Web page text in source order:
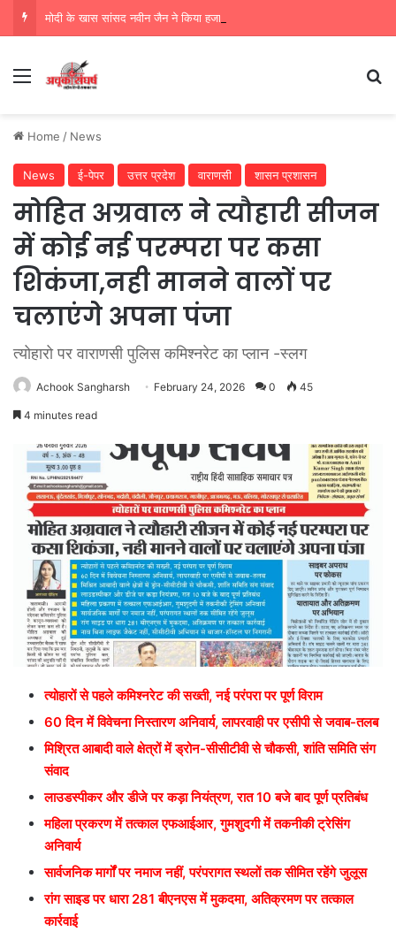
Menu
Home / News
News ई-पेपर उत्तर प्रदेश वाराणसी शासन प्रशासन
मोहित अग्रवाल ने त्यौहारी सीजन
में कोई नई परम्परा पर कसा
शिकंजा,नही मानने वालों पर
चलाएंगे अपना पंजा
त्योहारो पर वाराणसी पुलिस कमिश्नरेट का प्लान -स्लग
Achook Sangharsh February 24, 2026 0 45
4 minutes read
त्योहारों से पहले कमिश्नरेट की सख्ती, नई परंपरा पर पूर्ण विराम
60 दिन में विवेचना निस्तारण अनिवार्य, लापरवाही पर एसीपी से जवाब-तलब
मिश्रित आबादी वाले क्षेत्रों में ड्रोन-सीसीटीवी से चौकसी, शांति समिति संग
संवाद
लाउडस्पीकर और डीजे पर कड़ा नियंत्रण, रात 10 बजे बाद पूर्ण प्रतिबंध
महिला प्रकरण में तत्काल एफआईआर, गुमशुदगी में तकनीकी ट्रेसिंग
अनिवार्य
सार्वजनिक मार्गों पर नमाज नहीं, परंपरागत स्थलों तक सीमित रहेंगे जुलूस
रांग साइड पर धारा 281 बीएनएस में मुकदमा, अतिक्रमण पर तत्काल
कार्रवाई